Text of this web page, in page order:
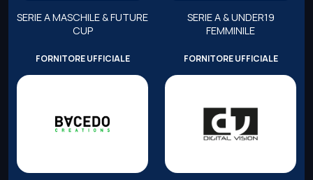
SERIE A MASCHILE & FUTURE
CUP
SERIE A & UNDER19
FEMMINILE
FORNITORE UFFICIALE FORNITORE UFFICIALE